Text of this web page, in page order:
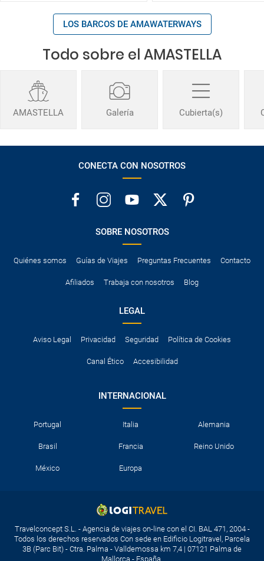
LOS BARCOS DE AMAWATERWAYS
Todo sobre el AMASTELLA
AMASTELLA Galería Cubierta(s)
CONECTA CON NOSOTROS
SOBRE NOSOTROS
Quiénes somos Guías de Viajes Preguntas Frecuentes Contacto
Afiliados Trabaja con nosotros Blog
LEGAL
Aviso Legal Privacidad Seguridad Política de Cookies
Canal Ético Accesibilidad
INTERNACIONAL
Portugal Italia Alemania
Brasil Francia Reino Unido
México Europa
Travelconcept S.L. - Agencia de viajes on-line con el CI. BAL 471, 2004 -
Todos los derechos reservados Con sede en Edificio Logitravel, Parcela
3B (Parc Bit) - Ctra. Palma - Valldemossa km 7,4 | 07121 Palma de
Mallorca - España.